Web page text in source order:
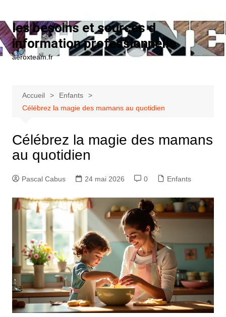
les besoins et sources d
information professionnelle
aeroxteam.fr
Accueil
Enfants
Célébrez la magie des mamans au quotidien
Célébrez la magie des mamans
au quotidien
Pascal Cabus 24 mai 2026 0 Enfants